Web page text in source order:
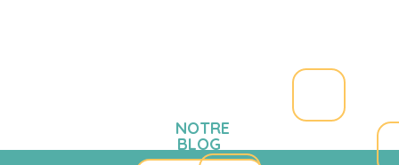
NOTRE
BLOG